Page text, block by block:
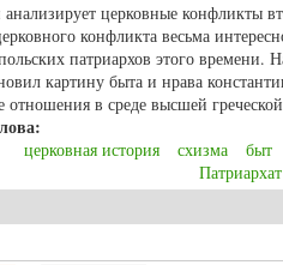
анализирует церковные
конфликта весьма
патриархов этого
картину быта и нрава
в среде высшей
церковная история схизма быт
Патриархат